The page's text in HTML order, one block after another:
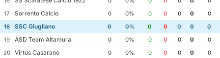
17
Sorrento Calcio 0 0% 0 0 0 0
0
18
SSC Giugliano 0 0% 0 0 0 0
0
19
ASD Team Altamura 0 0% 0 0 0 0
0
20
Virtus Casarano 0 0% 0 0 0 0 0